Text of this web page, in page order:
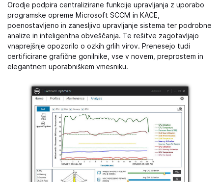
Orodje podpira centralizirane funkcije upravljanja z uporabo
programske opreme Microsoft SCCM in KACE,
poenostavljeno in zanesljivo upravljanje sistema ter podrobne
analize in inteligentna obveščanja. Te rešitve zagotavljajo
vnaprejšnje opozorilo o ozkih grlih virov. Prenesejo tudi
certificirane grafične gonilnike, vse v novem, preprostem in
elegantnem uporabniškem vmesniku.